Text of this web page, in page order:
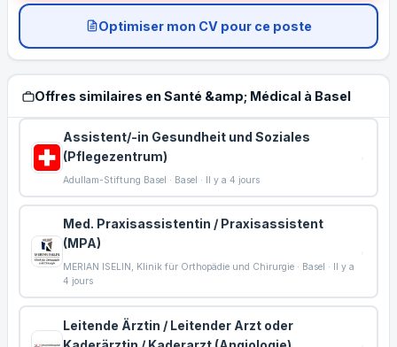
Optimiser mon CV pour ce poste
Offres similaires en Santé &amp; Médical à Basel
Assistent/-in Gesundheit und Soziales
(Pflegezentrum)
Adullam-Stiftung Basel · Basel · Il y a 4 jours
Med. Praxisassistentin / Praxisassistent
(MPA)
MERIAN ISELIN, Klinik für Orthopädie und Chirurgie · Basel · Il y a
4 jours
Leitende Ärztin / Leitender Arzt oder